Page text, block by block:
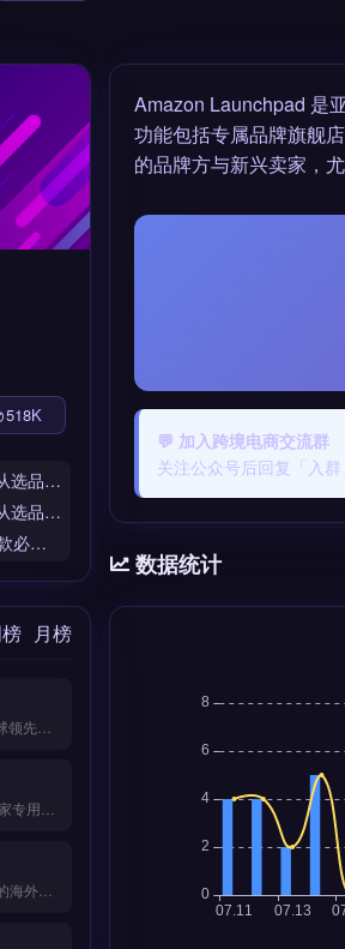
Amazon Launchpad 是
功能包括专属品牌旗舰
的品牌方与新兴卖家，
💬 加入跨境电商交流群
关注公众号后回复「入
数据统计
518K
工具链
工具链
解析
月榜